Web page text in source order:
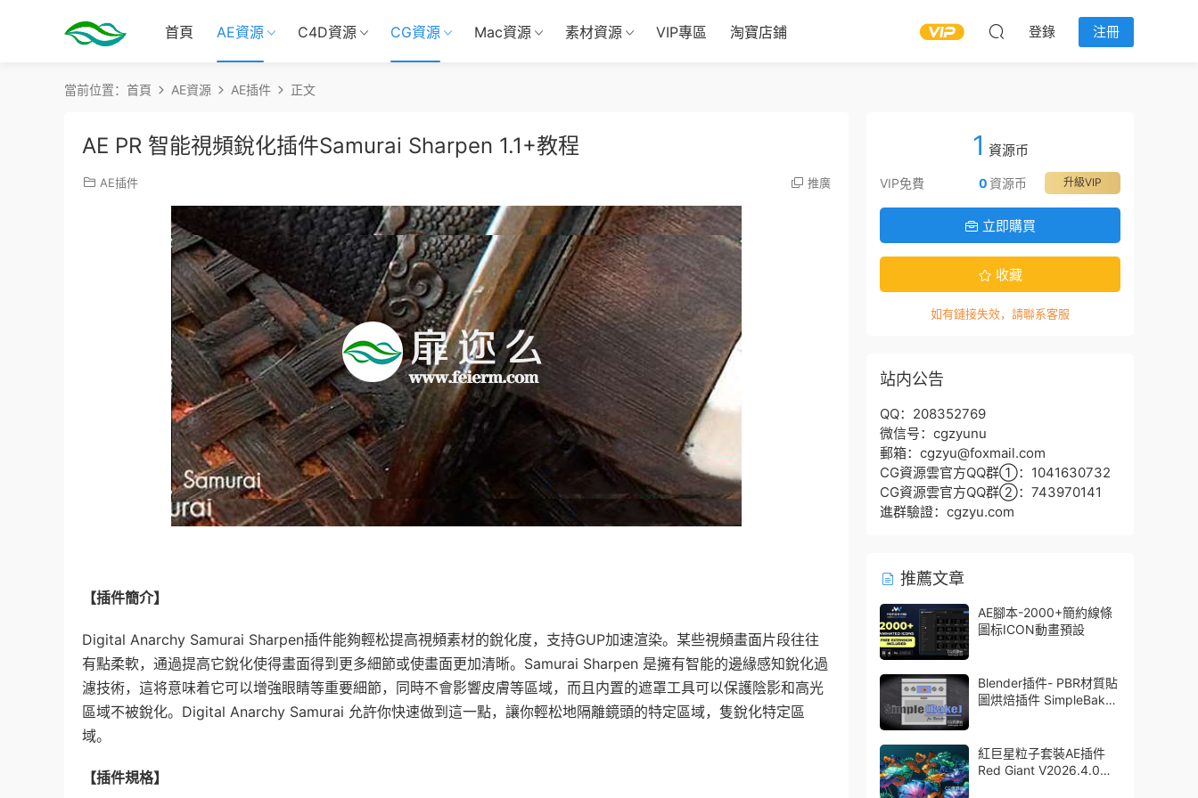
首頁 AE資源 C4D資源 CG資源 Mac資源 素材資源 VIP專區 淘寶店鋪 登錄 注冊
當前位置： 首頁 AE資源 AE插件 正文
AE PR 智能視頻銳化插件Samurai Sharpen 1.1+教程
AE插件 推廣
【插件簡介】
Digital Anarchy Samurai Sharpen插件能夠輕松提高視頻素材的銳化度，支持GUP加速渲染。某些視頻畫面片段往往
有點柔軟，通過提高它銳化使得畫面得到更多細節或使畫面更加清晰。Samurai Sharpen 是擁有智能的邊緣感知銳化過
濾技術，這将意味着它可以增強眼睛等重要細節，同時不會影響皮膚等區域，而且内置的遮罩工具可以保護陰影和高光
區域不被銳化。Digital Anarchy Samurai 允許你快速做到這一點，讓你輕松地隔離鏡頭的特定區域，隻銳化特定區
域。
【插件規格】
1 資源币
VIP免費 升級VIP
0 資源币
立即購買
收藏
如有鏈接失效，請聯系客服
站内公告
QQ：208352769
微信号：cgzyunu
郵箱：cgzyu@foxmail.com
CG資源雲官方QQ群①：1041630732
CG資源雲官方QQ群②：743970141
進群驗證：cgzyu.com
推薦文章
AE腳本-2000+簡約線條
圖标ICON動畫預設
Blender插件- PBR材質貼
圖烘焙插件 SimpleBake
紅巨星粒子套裝AE插件
Red Giant V2026.4.0